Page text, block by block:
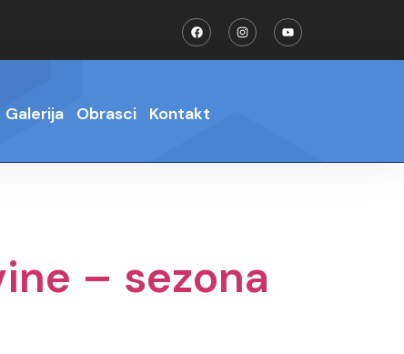
Galerija Obrasci Kontakt
– sezona